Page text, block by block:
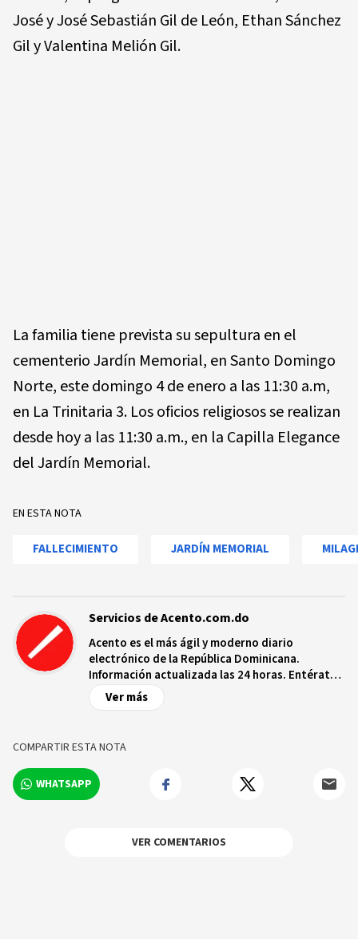
José y José Sebastián Gil de León, Ethan Sánchez
Gil y Valentina Melión Gil.
La familia tiene prevista su sepultura en el
cementerio Jardín Memorial, en Santo Domingo
Norte, este domingo 4 de enero a las 11:30 a.m,
en La Trinitaria 3. Los oficios religiosos se realizan
desde hoy a las 11:30 a.m., en la Capilla Elegance
del Jardín Memorial.
EN ESTA NOTA
FALLECIMIENTO JARDÍN MEMORIAL
Servicios de Acento.com.do
Acento es el más ágil y moderno diario
electrónico de la República Dominicana.
Información actualizada las 24 horas. Entérate
de las noticias y sucesos más importantes a
nivel nacional e internacional, videos y fotos
Ver más
COMPARTIR ESTA NOTA
WHATSAPP
VER COMENTARIOS